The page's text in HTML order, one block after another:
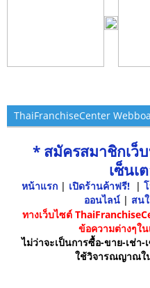
ThaiFranchiseCenter
* สมัครสมาชิกเว็
เซ็นเ
หน้าแรก | เปิดร้านค้าฟรี! |
ออนไลน์ | สน
ทางเว็บไซต์
ข้อความต่างๆใ
ไม่ว่าจะเป็นการซื้อ-ขาย-เช่า
ใช้วิจารณญาณใ